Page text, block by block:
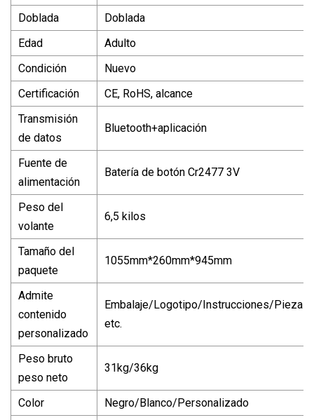
Doblada
Doblada
Edad
Adulto
Condición
Nuevo
Certificación
CE, RoHS, alcance
Transmisión
de datos
Bluetooth+aplicación
Fuente de
alimentación
Batería de botón Cr2477 3V
Peso del
volante
6,5 kilos
Tamaño del
paquete
1055mm*260mm*945mm
Admite
contenido
personalizado
Embalaje/Logotipo/Instrucciones/Piezas/
etc.
Peso bruto
peso neto
31kg/36kg
Color
Negro/Blanco/Personalizado